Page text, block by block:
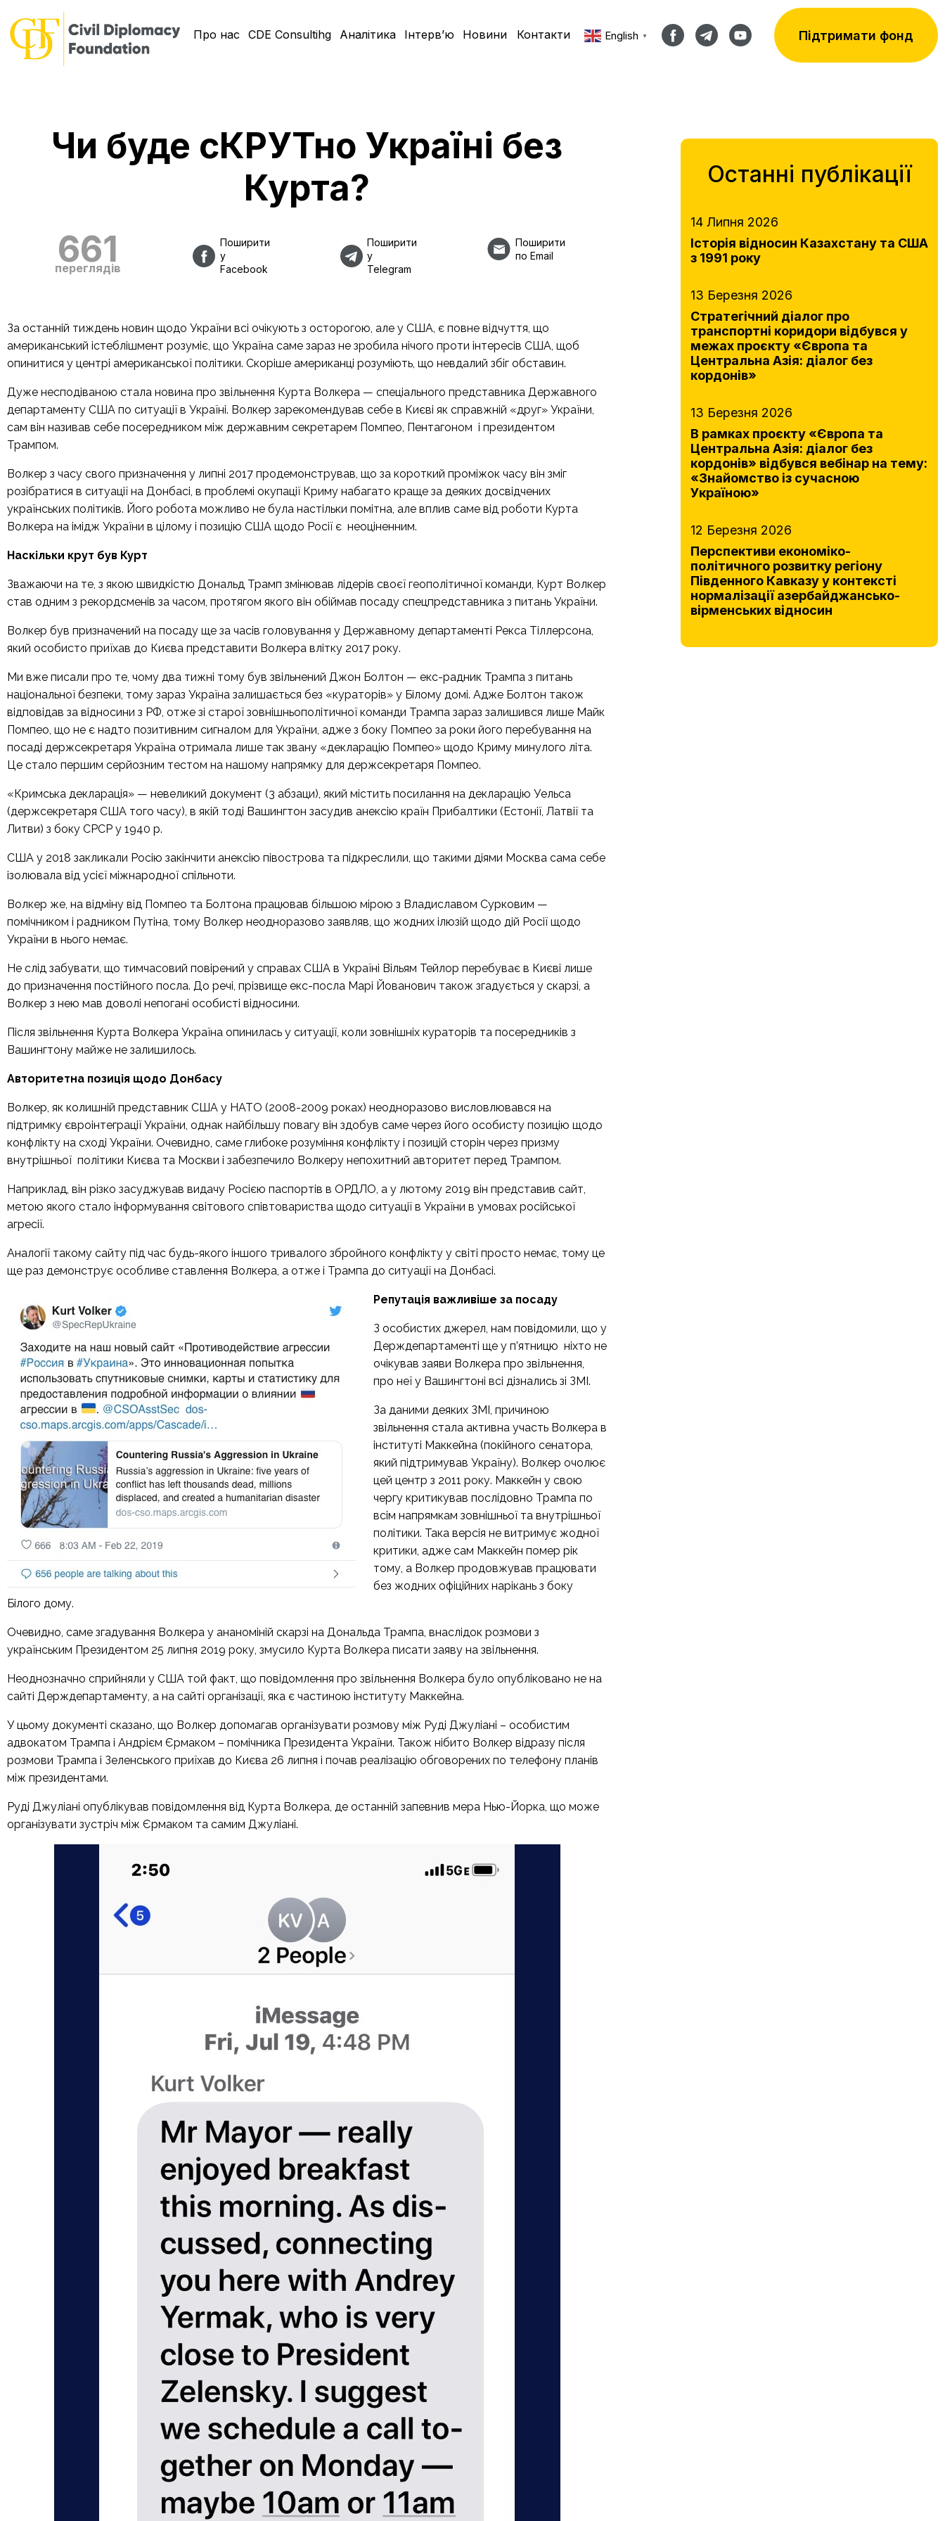
Про нас CDE Consultihg Аналітика Інтерв’ю Новини Контакти English ▼ Підтримати фонд
Чи буде сКРУТно Україні без
Курта?
661
переглядів
Поширити
у
Facebook
Поширити
у
Telegram
Поширити
по Email
За останній тиждень новин щодо України всі очікують з осторогою, але у США, є повне відчуття, що
американський істеблішмент розуміє, що Україна саме зараз не зробила нічого проти інтересів США, щоб
опинитися у центрі американської політики. Скоріше американці розуміють, що невдалий збіг обставин.
Дуже несподіваною стала новина про звільнення Курта Волкера — спеціального представника Державного
департаменту США по ситуації в Україні. Волкер зарекомендував себе в Києві як справжній «друг» України,
сам він називав себе посередником між державним секретарем Помпео, Пентагоном і президентом
Трампом.
Волкер з часу свого призначення у липні 2017 продемонстрував, що за короткий проміжок часу він зміг
розібратися в ситуації на Донбасі, в проблемі окупації Криму набагато краще за деяких досвідчених
українських політиків. Його робота можливо не була настільки помітна, але вплив саме від роботи Курта
Волкера на імідж України в цілому і позицію США щодо Росії є неоціненним.
Наскільки крут був Курт
Зважаючи на те, з якою швидкістю Дональд Трамп змінював лідерів своєї геополітичної команди, Курт Волкер
став одним з рекордсменів за часом, протягом якого він обіймав посаду спецпредставника з питань України.
Волкер був призначений на посаду ще за часів головування у Державному департаменті Рекса Тіллерсона,
який особисто приїхав до Києва представити Волкера влітку 2017 року.
Ми вже писали про те, чому два тижні тому був звільнений Джон Болтон — екс-радник Трампа з питань
національної безпеки, тому зараз Україна залишається без «кураторів» у Білому домі. Адже Болтон також
відповідав за відносини з РФ, отже зі старої зовнішньополітичної команди Трампа зараз залишився лише Майк
Помпео, що не є надто позитивним сигналом для України, адже з боку Помпео за роки його перебування на
посаді держсекретаря Україна отримала лише так звану «декларацію Помпео» щодо Криму минулого літа.
Це стало першим серйозним тестом на нашому напрямку для держсекретаря Помпео.
«Кримська декларація» — невеликий документ (3 абзаци), який містить посилання на декларацію Уельса
(держсекретаря США того часу), в якій тоді Вашингтон засудив анексію країн Прибалтики (Естонії, Латвії та
Литви) з боку СРСР у 1940 р.
США у 2018 закликали Росію закінчити анексію півострова та підкреслили, що такими діями Москва сама себе
ізолювала від усієї міжнародної спільноти.
Волкер же, на відміну від Помпео та Болтона працював більшою мірою з Владиславом Сурковим —
помічником і радником Путіна, тому Волкер неодноразово заявляв, що жодних ілюзій щодо дій Росії щодо
України в нього немає.
Не слід забувати, що тимчасовий повірений у справах США в Україні Вільям Тейлор перебуває в Києві лише
до призначення постійного посла. До речі, прізвище екс-посла Марі Йованович також згадується у скарзі, а
Волкер з нею мав доволі непогані особисті відносини.
Після звільнення Курта Волкера Україна опинилась у ситуації, коли зовнішніх кураторів та посередників з
Вашингтону майже не залишилось.
Авторитетна позиція щодо Донбасу
Волкер, як колишній представник США у НАТО (2008-2009 роках) неодноразово висловлювався на
підтримку євроінтеграції України, однак найбільшу повагу він здобув саме через його особисту позицію щодо
конфлікту на сході України. Очевидно, саме глибоке розуміння конфлікту і позицій сторін через призму
внутрішньої політики Києва та Москви і забезпечило Волкеру непохитний авторитет перед Трампом.
Наприклад, він різко засуджував видачу Росією паспортів в ОРДЛО, а у лютому 2019 він представив сайт,
метою якого стало інформування світового співтовариства щодо ситуації в України в умовах російської
агресії.
Аналогії такому сайту під час будь-якого іншого тривалого збройного конфлікту у світі просто немає, тому це
ще раз демонструє особливе ставлення Волкера, а отже і Трампа до ситуації на Донбасі.
Репутація важливіше за посаду
З особистих джерел, нам повідомили, що у
Держдепартаменті ще у п’ятницю ніхто не
очікував заяви Волкера про звільнення,
про неї у Вашингтоні всі дізнались зі ЗМІ.
За даними деяких ЗМІ, причиною
звільнення стала активна участь Волкера в
інституті Маккейна (покійного сенатора,
який підтримував Україну). Волкер очолює
цей центр з 2011 року. Маккейн у свою
чергу критикував послідовно Трампа по
всім напрямкам зовнішньої та внутрішньої
політики. Така версія не витримує жодної
критики, адже сам Маккейн помер рік
тому, а Волкер продовжував працювати
без жодних офіційних нарікань з боку
Білого дому.
Очевидно, саме згадування Волкера у ананоміній скарзі на Дональда Трампа, внаслідок розмови з
українським Президентом 25 липня 2019 року, змусило Курта Волкера писати заяву на звільнення.
Неоднозначно сприйняли у США той факт, що повідомлення про звільнення Волкера було опубліковано не на
сайті Держдепартаменту, а на сайті організації, яка є частиною інституту Маккейна.
У цьому документі сказано, що Волкер допомагав організувати розмову між Руді Джуліані – особистим
адвокатом Трампа і Андрієм Єрмаком – помічника Президента України. Також нібито Волкер відразу після
розмови Трампа і Зеленського приїхав до Києва 26 липня і почав реалізацію обговорених по телефону планів
між президентами.
Руді Джуліані опублікував повідомлення від Курта Волкера, де останній запевнив мера Нью-Йорка, що може
організувати зустріч між Єрмаком та самим Джуліані.
Останні публікації
14 Липня 2026
Історія відносин Казахстану та США
з 1991 року
13 Березня 2026
Стратегічний діалог про
транспортні коридори відбувся у
межах проєкту «Європа та
Центральна Азія: діалог без
кордонів»
13 Березня 2026
В рамках проєкту «Європа та
Центральна Азія: діалог без
кордонів» відбувся вебінар на тему:
«Знайомство із сучасною
Україною»
12 Березня 2026
Перспективи економіко-
політичного розвитку регіону
Південного Кавказу у контексті
нормалізації азербайджансько-
вірменських відносин